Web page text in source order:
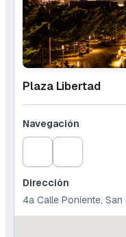
Plaza Libertad
Navegación
Dirección
4a Calle Poniente,